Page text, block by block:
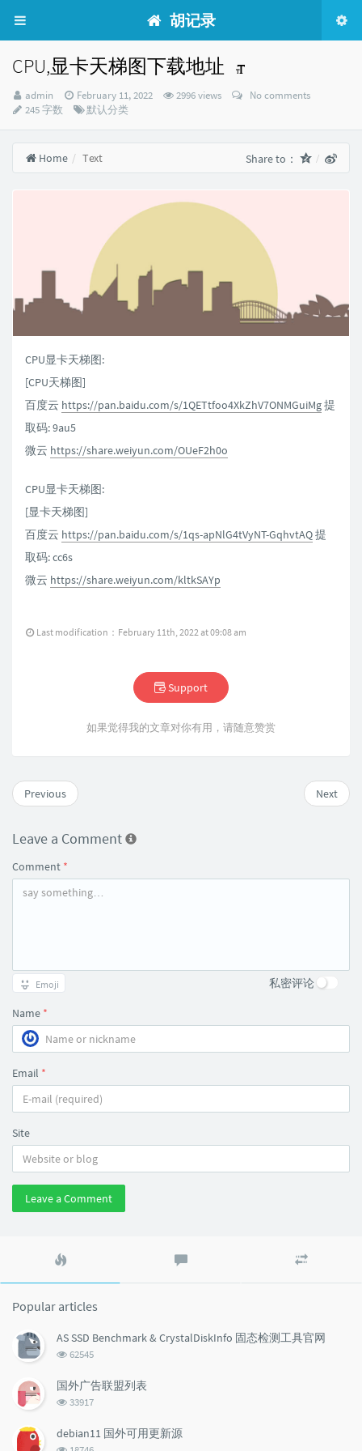
胡记录
CPU,显卡天梯图下载地址
Author：
admin
发
布
February 11, 2022 2996 views
No comments
245 字数
Categories：
默认分类
Home Text Share to：
CPU显卡天梯图:
[CPU天梯图]
百度云 https://pan.baidu.com/s/1QETtfoo4XkZhV7ONMGuiMg提
取码: 9au5
微云 https://share.weiyun.com/OUeF2h0o
CPU显卡天梯图:
[显卡天梯图]
百度云 https://pan.baidu.com/s/1qs-apNlG4tVyNT-GqhvtAQ提
取码: cc6s
微云 https://share.weiyun.com/kltkSAYp
Last modification：February 11th, 2022 at 09:08 am
Support
如果觉得我的文章对你有用，请随意赞赏
Next
Previous
Leave a Comment
Comment *
Emoji 私密评论
Name *
Email *
Site
Leave a Comment
Popular articles
AS SSD Benchmark & CrystalDiskInfo 固态检测工具官网
浏
次
数:
62545
国外广告联盟列表
浏
次
33917
debian11 国外可用更新源
浏